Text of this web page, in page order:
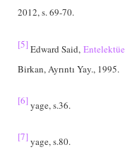
2012, s. 69-70.
[5]Edward Said,
Birkan, Ayrıntı Yay., 1995.
[6]yage, s.36.
[7]yage, s.80.